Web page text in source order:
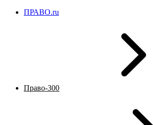
ПРАВО.ru
Право-300